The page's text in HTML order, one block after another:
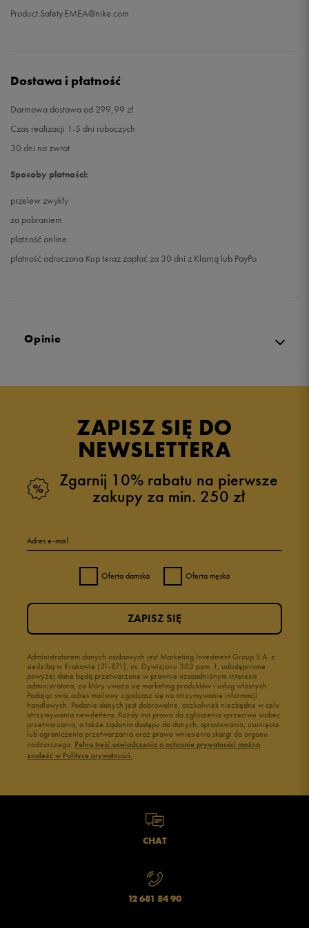
Product.Safety.EMEA@nike.com
Dostawa i płatność
Darmowa dostawa od 299,99 zł
Czas realizacji 1-5 dni roboczych
30 dni na zwrot
Sposoby płatności:
przelew zwykły
za pobraniem
płatność online
płatność odroczona Kup teraz zapłać za 30 dni z Klarną lub PayPo
Opinie
ZAPISZ SIĘ DO
NEWSLETTERA
Zgarnij 10% rabatu na pierwsze
zakupy za min. 250 zł
Adres e-mail
Oferta damska Oferta męska
Administratorem danych osobowych jest Marketing Investment Group S.A. z
siedzibą w Krakowie (31-871), os. Dywizjonu 303 paw. 1, udostępnione
powyżej dane będą przetwarzane w prawnie uzasadnionym interesie
administratora, za który uważa się marketing produktów i usług własnych.
Podając swój adres mailowy zgadzasz się na otrzymywanie informacji
handlowych. Podanie danych jest dobrowolne, aczkolwiek niezbędne w celu
otrzymywania newslettera. Każdy ma prawo do zgłoszenia sprzeciwu wobec
przetwarzania, a także żądania dostępu do danych, sprostowania, usunięcia
lub ograniczenia przetwarzania oraz prawo wniesienia skargi do organu
nadzorczego. Pełną treść oświadczenia o ochronie prywatności można
znaleźć w Polityce prywatności.
ZAPISZ SIĘ
CHAT
12 681 84 90